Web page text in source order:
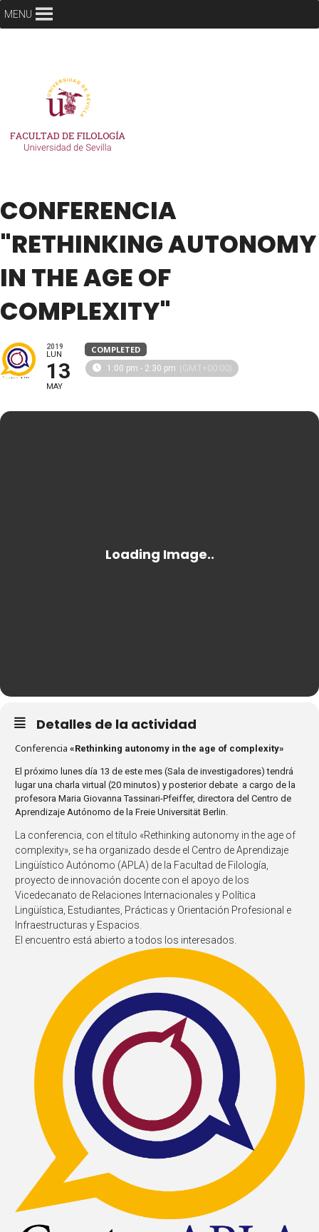
MENU
CONFERENCIA
"RETHINKING AUTONOMY
IN THE AGE OF
COMPLEXITY"
2019
LUN
13
MAY
COMPLETED
1:00 pm - 2:30 pm (GMT+00:00)
Detalles de la actividad
Conferencia «Rethinking autonomy in the age of complexity»
El próximo lunes día 13 de este mes (Sala de investigadores) tendrá
lugar una charla virtual (20 minutos) y posterior debate a cargo de la
profesora Maria Giovanna Tassinari-Pfeiffer, directora del Centro de
Aprendizaje Autónomo de la Freie Universität Berlin.
La conferencia, con el título «Rethinking autonomy in the age of
complexity», se ha organizado desde el Centro de Aprendizaje
Lingüístico Autónomo (APLA) de la Facultad de Filología,
proyecto de innovación docente con el apoyo de los
Vicedecanato de Relaciones Internacionales y Política
Lingüística, Estudiantes, Prácticas y Orientación Profesional e
Infraestructuras y Espacios.
El encuentro está abierto a todos los interesados.